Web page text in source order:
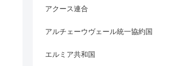
アクース連合
アルチェーウヴェール統一協約国
エルミア共和国